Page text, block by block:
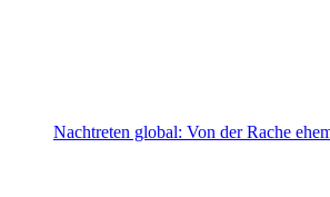
Nachtreten global: Von der Rache